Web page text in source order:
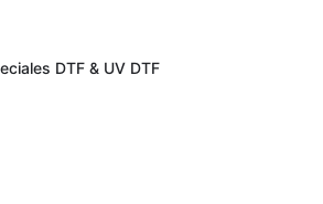
DTF & UV DTF